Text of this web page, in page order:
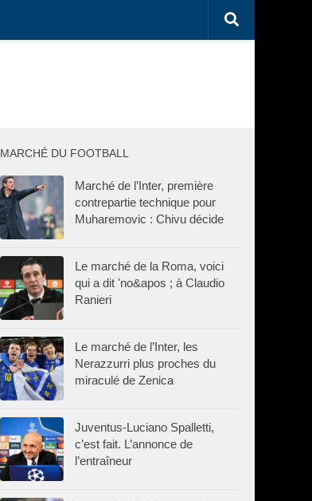
MARCHÉ DU FOOTBALL
Marché de l’Inter, première
contrepartie technique pour
Muharemovic : Chivu décide
Le marché de la Roma, voici
qui a dit 'no&apos ; à Claudio
Ranieri
Le marché de l’Inter, les
Nerazzurri plus proches du
miraculé de Zenica
Juventus-Luciano Spalletti,
c’est fait. L’annonce de
l’entraîneur